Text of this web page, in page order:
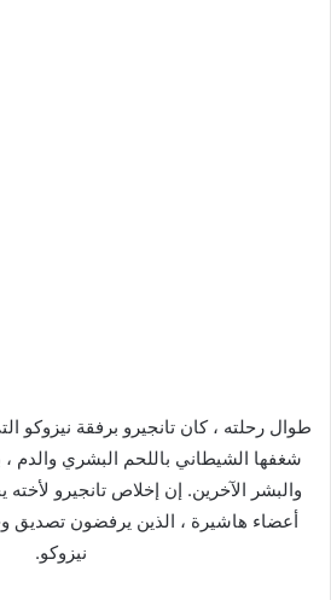
طوال رحلته ، كان تانجيرو برفقة نيزوكو
شغفها الشيطاني باللحم البشري والدم ،
والبشر الآخرين. إن إخلاص تانجيرو
أعضاء هاشيرة ، الذين يرفضون
نيزوكو.